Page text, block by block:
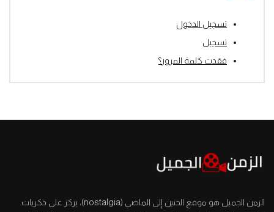
تسجيل الدخول
تسجيل
فقدت كلمة المرور؟
الزمن الجميل هو موقع الحنين إلى الماضي (nostalgia)، يركز على ذكريات